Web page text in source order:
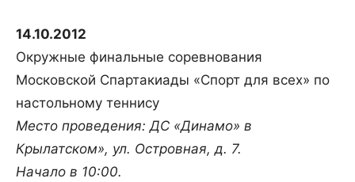
14.10.2012
Окружные финальные соревнования
Московской Спартакиады «Спорт для всех» по
настольному теннису
Место проведения: ДС «Динамо» в
Крылатском», ул. Островная, д. 7.
Начало в 10:00.